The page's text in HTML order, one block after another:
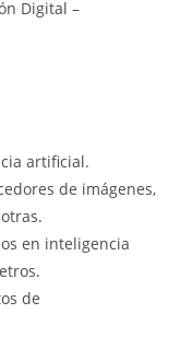
Digital –
artificial.
de imágenes,
en inteligencia
de